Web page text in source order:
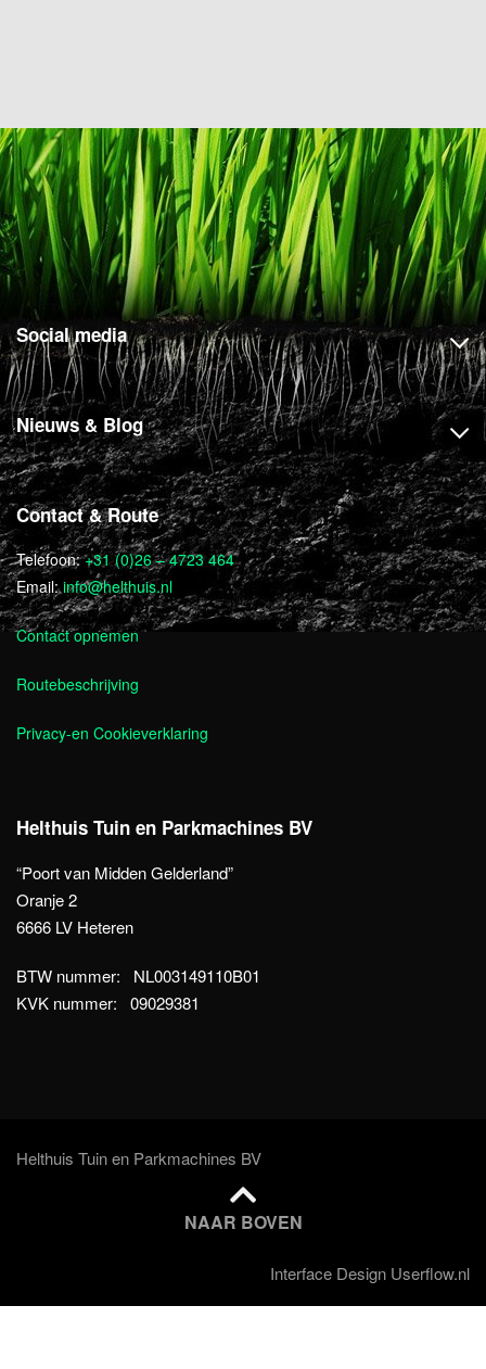
Social media
Nieuws & Blog
Contact & Route
Telefoon:+31 (0)26 – 4723 464
Email:info@helthuis.nl
Contact opnemen
Routebeschrijving
Privacy-en Cookieverklaring
Helthuis Tuin en Parkmachines BV
“Poort van Midden Gelderland”
Oranje 2
6666 LV Heteren
BTW nummer: NL003149110B01
KVK nummer: 09029381
Helthuis Tuin en Parkmachines BV
NAAR BOVEN
Interface Design Userflow.nl